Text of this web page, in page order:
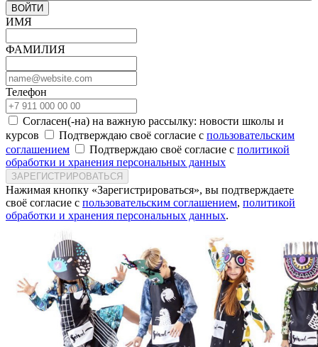
ВОЙТИ
ИМЯ
ФАМИЛИЯ
Телефон
Согласен(-на) на важную рассылку: новости школы и
курсов
Подтверждаю своё согласие с пользовательским
соглашением
Подтверждаю своё согласие с политикой
обработки и хранения персональных данных
ЗАРЕГИСТРИРОВАТЬСЯ
Нажимая кнопку «Зарегистрироваться», вы подтверждаете
своё согласие с пользовательским соглашением, политикой
обработки и хранения персональных данных.